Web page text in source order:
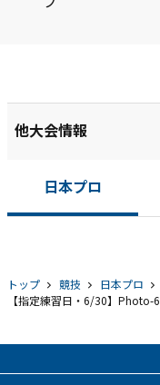
他大会情報
日本プロ
トップ 競技 日本プロ
【指定練習日・6/30】Photo-6